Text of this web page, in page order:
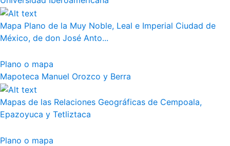
Mapa Plano de la Muy Noble, Leal e Imperial Ciudad de
México, de don José Anto...
Plano o mapa
Mapoteca Manuel Orozco y Berra
Mapas de las Relaciones Geográficas de Cempoala,
Epazoyuca y Tetliztaca
Plano o mapa